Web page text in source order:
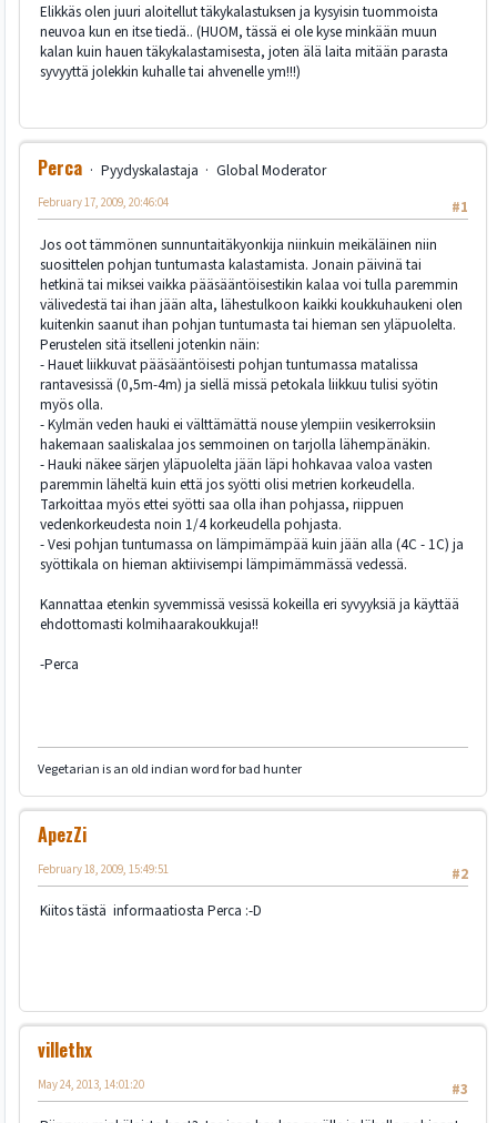
Elikkäs olen juuri aloitellut täkykalastuksen ja kysyisin tuommoista
neuvoa kun en itse tiedä.. (HUOM, tässä ei ole kyse minkään muun
kalan kuin hauen täkykalastamisesta, joten älä laita mitään parasta
syvyyttä jolekkin kuhalle tai ahvenelle ym!!!)
Perca Pyydyskalastaja
Global Moderator
#1
February 17, 2009, 20:46:04
Jos oot tämmönen sunnuntaitäkyonkija niinkuin meikäläinen niin
suosittelen pohjan tuntumasta kalastamista. Jonain päivinä tai
hetkinä tai miksei vaikka pääsääntöisestikin kalaa voi tulla paremmin
välivedestä tai ihan jään alta, lähestulkoon kaikki koukkuhaukeni olen
kuitenkin saanut ihan pohjan tuntumasta tai hieman sen yläpuolelta.
Perustelen sitä itselleni jotenkin näin:
- Hauet liikkuvat pääsääntöisesti pohjan tuntumassa matalissa
rantavesissä (0,5m-4m) ja siellä missä petokala liikkuu tulisi syötin
myös olla.
- Kylmän veden hauki ei välttämättä nouse ylempiin vesikerroksiin
hakemaan saaliskalaa jos semmoinen on tarjolla lähempänäkin.
- Hauki näkee särjen yläpuolelta jään läpi hohkavaa valoa vasten
paremmin läheltä kuin että jos syötti olisi metrien korkeudella.
Tarkoittaa myös ettei syötti saa olla ihan pohjassa, riippuen
vedenkorkeudesta noin 1/4 korkeudella pohjasta.
- Vesi pohjan tuntumassa on lämpimämpää kuin jään alla (4C - 1C) ja
syöttikala on hieman aktiivisempi lämpimämmässä vedessä.
Kannattaa etenkin syvemmissä vesissä kokeilla eri syvyyksiä ja käyttää
ehdottomasti kolmihaarakoukkuja!!
-Perca
Vegetarian is an old indian word for bad hunter
ApezZi
#2
February 18, 2009, 15:49:51
Kiitos tästä informaatiosta Perca :-D
villethx
#3
May 24, 2013, 14:01:20